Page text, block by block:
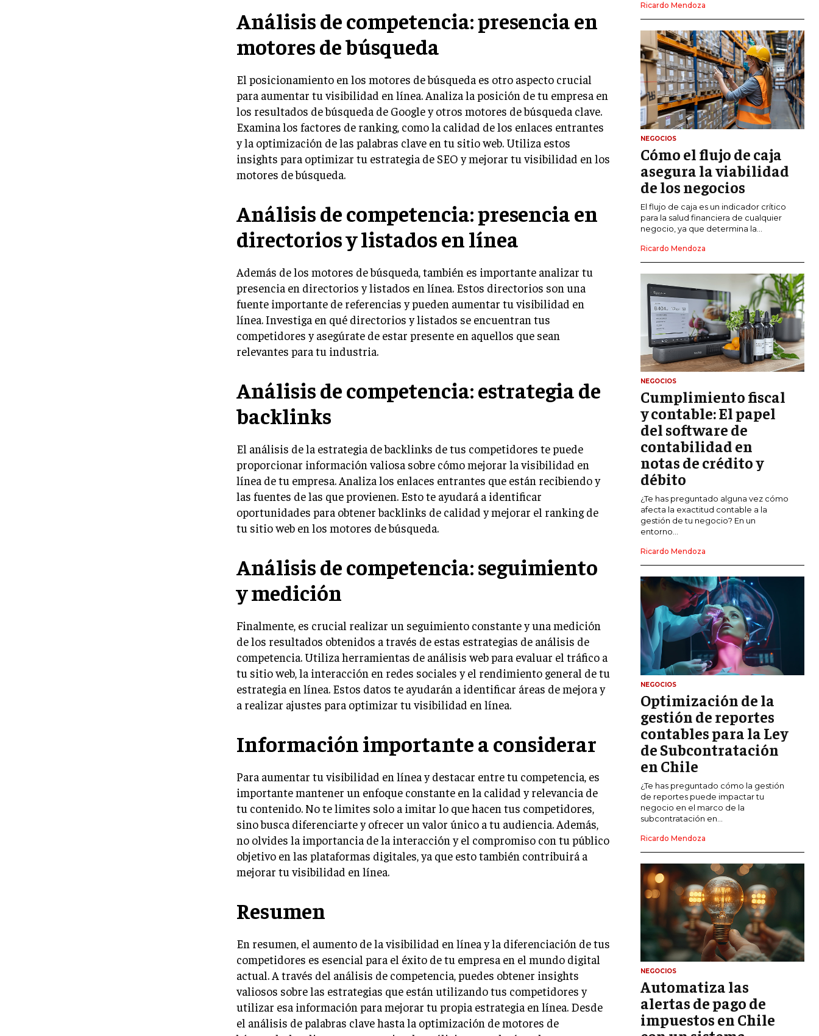
ALIANZAS ESTRATÉGICAS
TECNOLOGIA
SOSTENIBILIDAD Y MEDIO AMBIENTE
GESTIÓN DE LA INNOVACIÓN
TECNOLÓGICA
TRANSFORMACIÓN DIGITAL
ANALÍTICA EMPRESARIAL Y BUSINESS
INTELLIGENCE
CIBERSEGURIDAD EMPRESARIAL
ESTRATEGIA
EMPRESAS FAMILIARES Y SUCESIÓN
NEGOCIACIÓN Y RESOLUCIÓN DE
CONFLICTOS
DERECHO EMPRESARIAL Y
REGULACIONES
ÉXITO EMPRESARIAL Y CASOS DE
ESTUDIO
GOBIERNO CORPORATIVO
NEGOCIOS
ESTRATEGIAS DE NEGOCIOS
MARKETING B2B
MARKETING B2C
FRANQUICIAS
MARKETING DE INFLUENCERS
E-COMMERCE
GESTIÓN DE CRISIS EMPRESARIALES
EMPRESAS Y STARTUPS TECNOLÓGICAS
GESTIÓN DE LA EXPERIENCIA DEL
CLIENTE
PROYECTOS
GESTIÓN DE PROYECTOS
GESTIÓN DE OPERACIONES Y CADENA
DE SUMINISTRO
LOGÍSTICA EMPRESARIAL
CALIDAD Y MEJORA CONTINUA
TALENTOS
TALENTO
RECLUTAMIENTO Y SELECCIÓN
DESARROLLO DE PERSONAL
GESTIÓN DEL DESEMPEÑO
CULTURA Y CLIMA ORGANIZACIONAL
ÉTICA EMPRESARIAL Y
RESPONSABILIDAD SOCIAL
BLOG
Análisis de competencia: presencia en
motores de búsqueda
El posicionamiento en los motores de búsqueda es otro aspecto crucial
para aumentar tu visibilidad en línea. Analiza la posición de tu empresa en
los resultados de búsqueda de Google y otros motores de búsqueda clave.
Examina los factores de ranking, como la calidad de los enlaces entrantes
y la optimización de las palabras clave en tu sitio web. Utiliza estos
insights para optimizar tu estrategia de SEO y mejorar tu visibilidad en los
motores de búsqueda.
Análisis de competencia: presencia en
directorios y listados en línea
Además de los motores de búsqueda, también es importante analizar tu
presencia en directorios y listados en línea. Estos directorios son una
fuente importante de referencias y pueden aumentar tu visibilidad en
línea. Investiga en qué directorios y listados se encuentran tus
competidores y asegúrate de estar presente en aquellos que sean
relevantes para tu industria.
Análisis de competencia: estrategia de
backlinks
El análisis de la estrategia de backlinks de tus competidores te puede
proporcionar información valiosa sobre cómo mejorar la visibilidad en
línea de tu empresa. Analiza los enlaces entrantes que están recibiendo y
las fuentes de las que provienen. Esto te ayudará a identificar
oportunidades para obtener backlinks de calidad y mejorar el ranking de
tu sitio web en los motores de búsqueda.
Análisis de competencia: seguimiento
y medición
Finalmente, es crucial realizar un seguimiento constante y una medición
de los resultados obtenidos a través de estas estrategias de análisis de
competencia. Utiliza herramientas de análisis web para evaluar el tráfico a
tu sitio web, la interacción en redes sociales y el rendimiento general de tu
estrategia en línea. Estos datos te ayudarán a identificar áreas de mejora y
a realizar ajustes para optimizar tu visibilidad en línea.
Información importante a considerar
Para aumentar tu visibilidad en línea y destacar entre tu competencia, es
importante mantener un enfoque constante en la calidad y relevancia de
tu contenido. No te limites solo a imitar lo que hacen tus competidores,
sino busca diferenciarte y ofrecer un valor único a tu audiencia. Además,
no olvides la importancia de la interacción y el compromiso con tu público
objetivo en las plataformas digitales, ya que esto también contribuirá a
mejorar tu visibilidad en línea.
Resumen
En resumen, el aumento de la visibilidad en línea y la diferenciación de tus
competidores es esencial para el éxito de tu empresa en el mundo digital
actual. A través del análisis de competencia, puedes obtener insights
valiosos sobre las estrategias que están utilizando tus competidores y
utilizar esa información para mejorar tu propia estrategia en línea. Desde
el análisis de palabras clave hasta la optimización de motores de
Ricardo Mendoza
NEGOCIOS
Cómo el flujo de caja
asegura la viabilidad
de los negocios
El flujo de caja es un indicador crítico
para la salud financiera de cualquier
negocio, ya que determina la...
Ricardo Mendoza
NEGOCIOS
Cumplimiento fiscal
y contable: El papel
del software de
contabilidad en
notas de crédito y
débito
¿Te has preguntado alguna vez cómo
afecta la exactitud contable a la
gestión de tu negocio? En un
entorno...
Ricardo Mendoza
NEGOCIOS
Optimización de la
gestión de reportes
contables para la Ley
de Subcontratación
en Chile
¿Te has preguntado cómo la gestión
de reportes puede impactar tu
negocio en el marco de la
subcontratación en...
Ricardo Mendoza
NEGOCIOS
Automatiza las
alertas de pago de
impuestos en Chile